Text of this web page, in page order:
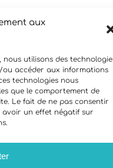
aux
nous utilisons des
ou accéder aux informations
technologies nous
que le comportement de
Le fait de ne pas consentir
un effet négatif sur
68
68
– Politique de confidentialité –
par Sylvain Nascimento